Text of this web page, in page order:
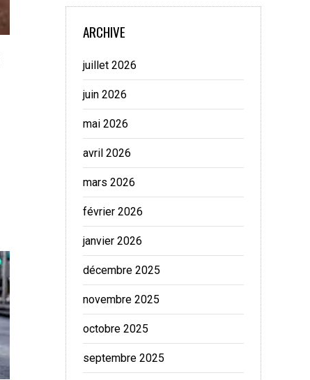
ARCHIVE
juillet 2026
juin 2026
mai 2026
avril 2026
mars 2026
février 2026
janvier 2026
décembre 2025
novembre 2025
octobre 2025
septembre 2025